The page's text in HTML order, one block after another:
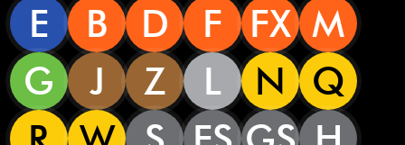
E
B D F FX M
G
J Z L N
Q